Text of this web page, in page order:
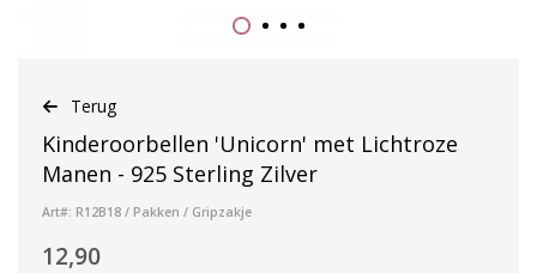
Terug
Kinderoorbellen 'Unicorn' met Lichtroze
Manen - 925 Sterling Zilver
Art#: R12B18 / Pakken / Gripzakje
12,90